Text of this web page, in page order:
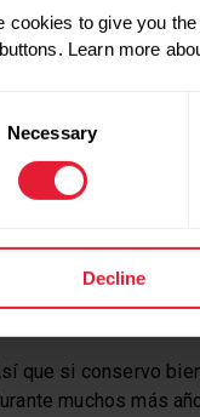
cookies to give you
Learn more
Necessary
Decline
Podremoscorrer
“cuando ya no pueda
nadar y uso ambas
que si conservo
muchos más